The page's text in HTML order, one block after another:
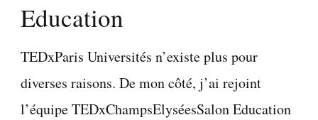
Education
TEDxParis Universités n’existe plus pour
diverses raisons. De mon côté, j’ai rejoint
l’équipe TEDxChampsElyséesSalon Education